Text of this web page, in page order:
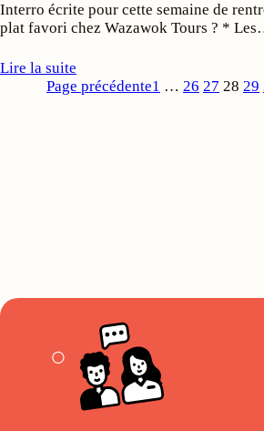
Interro écrite pour cette semaine de
plat favori chez Wazawok Tours ? *
Lire la suite
Page précédente1 … 26 27 28 29